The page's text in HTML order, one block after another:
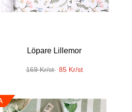
Löpare Lillemor
169 Kr/st 85 Kr/st